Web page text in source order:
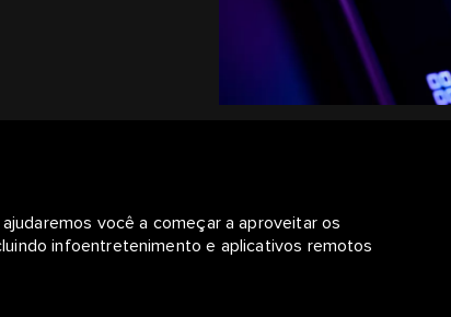
ajudaremos você a começar a aproveitar os
infoentretenimento e aplicativos remotos